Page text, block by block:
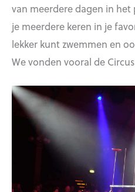
van meerdere dagen in
je meerdere keren in je
lekker kunt zwemmen en
We vonden vooral de